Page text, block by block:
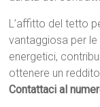
L’affitto del tetto
vantaggiosa per
energetici,
ottenere un
Contattaci al